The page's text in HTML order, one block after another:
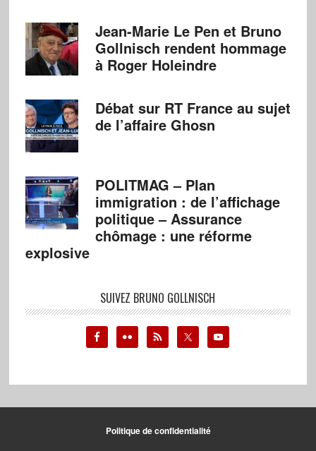
Jean-Marie Le Pen et Bruno
Gollnisch rendent hommage
à Roger Holeindre
Débat sur RT France au sujet
de l’affaire Ghosn
POLITMAG – Plan
immigration : de l’affichage
politique – Assurance
chômage : une réforme
explosive
SUIVEZ BRUNO GOLLNISCH
Politique de confidentialité